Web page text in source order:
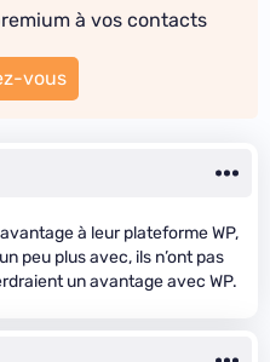
à vos contacts
vous
à leur plateforme WP,
peu plus avec, ils n’ont pas
un avantage avec WP.